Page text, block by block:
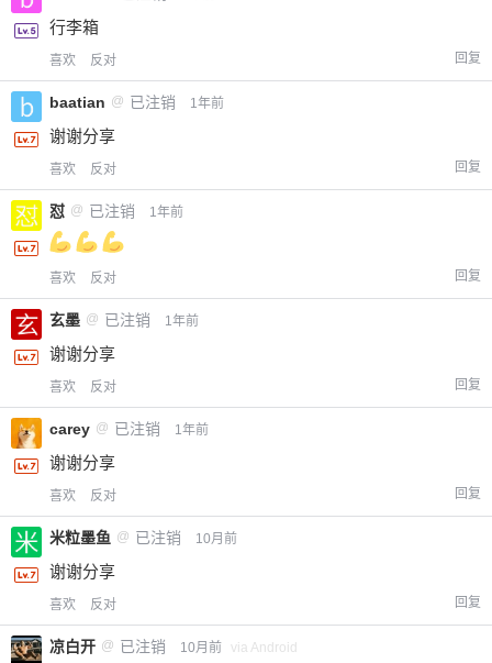
行李箱
喜欢 反对 回复
baatian @ 已注销 1年前
谢谢分享
喜欢 反对 回复
怼 @ 已注销 1年前
喜欢 反对 回复
玄墨 @ 已注销 1年前
谢谢分享
喜欢 反对 回复
carey @ 已注销 1年前
谢谢分享
喜欢 反对 回复
米粒墨鱼 @ 已注销 10月前
谢谢分享
喜欢 反对 回复
凉白开 @ 已注销 10月前 via Android